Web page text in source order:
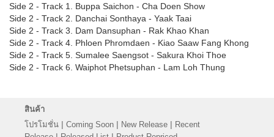
Side 2 - Track 1. Buppa Saichon - Cha Doen Show
Side 2 - Track 2. Danchai Sonthaya - Yaak Taai
Side 2 - Track 3. Dam Dansuphan - Rak Khao Khan
Side 2 - Track 4. Phloen Phromdaen - Kiao Saaw Fang Khong
Side 2 - Track 5. Sumalee Saengsot - Sakura Khoi Thoe
Side 2 - Track 6. Waiphot Phetsuphan - Lam Loh Thung
สินค้า
โปรโมชั่น | Coming Soon | New Release | Recent